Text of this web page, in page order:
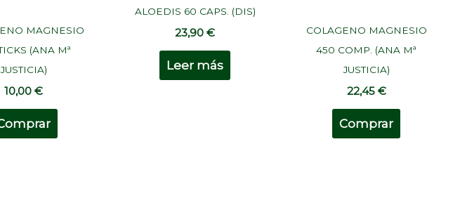
MAGNESIO
(ANA Mª
JUSTICIA)
10,00€
ALOEDIS 60 CAPS. (DIS)
23,90€
Leer más
COLAGENO MAGNESIO
450 COMP. (ANA Mª
JUSTICIA)
22,45 €
Comprar